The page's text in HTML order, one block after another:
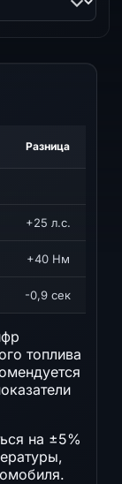
Разница
+25 л.с.
+40 Нм
-0,9 сек
топлива
на ±5%